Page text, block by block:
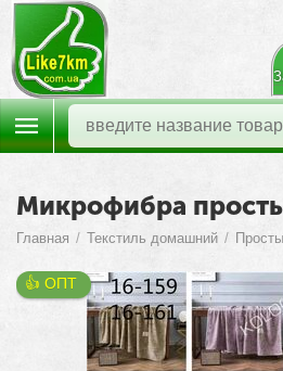
Микрофибра
Главная / Текстиль домашний /